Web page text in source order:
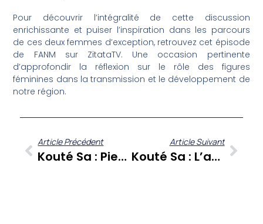
Pour découvrir l’intégralité de cette discussion
enrichissante et puiser l’inspiration dans les parcours
de ces deux femmes d’exception, retrouvez cet épisode
de FANM sur ZitataTV. Une occasion pertinente
d’approfondir la réflexion sur le rôle des figures
féminines dans la transmission et le développement de
notre région.
Article Précédent
Kouté Sa : Pierric Fraizy Dévoile La Médiathèque “les Pitons Du Nord” Au Carbet
Article Suivant
Kouté Sa : L’agriculture Martiniquaise S’inspire De Songhaï, Une Révolution Avec Malike Malsa